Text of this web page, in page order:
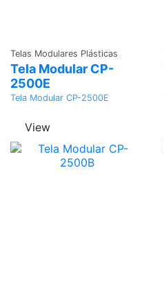
Telas Modulares Plásticas
Tela Modular CP-
2500E
Tela Modular CP-2500E
View